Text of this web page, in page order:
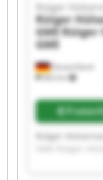
Deutschland
662 km
Rütger
Rütger
GME Rütger
GME
Rütger
Hülsermann